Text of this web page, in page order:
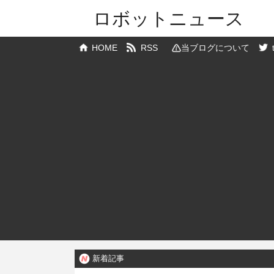
ロボットニュース
HOME RSS 当ブログについて
新着記事